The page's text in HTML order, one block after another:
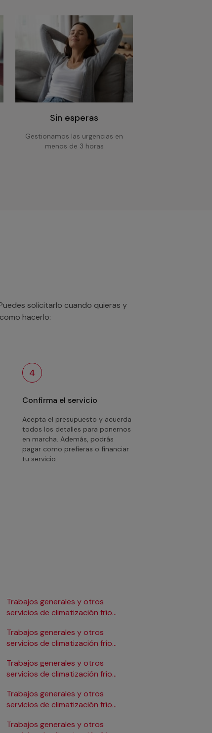
Sin esperas
Gestionamos las urgencias en
menos de 3 horas
solicitarlo cuando quieras y
hacerlo:
4
Confirma el servicio
Acepta el presupuesto y acuerda
todos los detalles para ponernos
en marcha. Además, podrás
pagar como prefieras o financiar
tu servicio.
Trabajos generales y otros
servicios de climatización frío
Trabajos generales y otros
servicios de climatización frío
Trabajos generales y otros
servicios de climatización frío
Trabajos generales y otros
servicios de climatización frío
Trabajos generales y otros